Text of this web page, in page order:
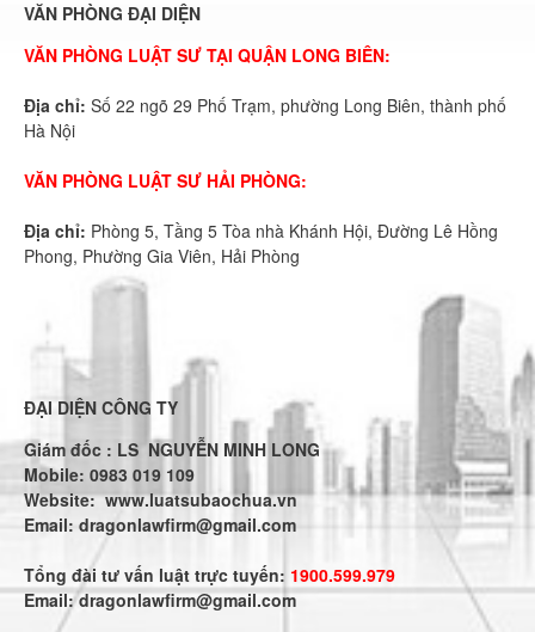
VĂN PHÒNG ĐẠI DIỆN
VĂN PHÒNG LUẬT SƯ TẠI QUẬN LONG BIÊN:
Địa chỉ: Số 22 ngõ 29 Phố Trạm, phường Long Biên, thành phố
Hà Nội
VĂN PHÒNG LUẬT SƯ HẢI PHÒNG:
Địa chỉ: Phòng 5, Tầng 5 Tòa nhà Khánh Hội, Đường Lê Hồng
Phong, Phường Gia Viên, Hải Phòng
ĐẠI DIỆN CÔNG TY
Giám đốc : LS NGUYỄN MINH LONG
Mobile: 0983 019 109
Website:www.luatsubaochua.vn
Email: dragonlawfirm@gmail.com
Tổng đài tư vấn luật trực tuyến: 1900.599.979
Email:dragonlawfirm@gmail.com